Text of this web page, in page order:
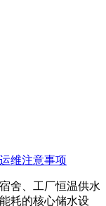
维注意事项
舍、工厂恒温供水
耗的核心储水设